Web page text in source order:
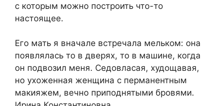
с которым можно построить что-то
настоящее.
Его мать я вначале встречала мельком: она
появлялась то в дверях, то в машине, когда
он подвозил меня. Седовласая, худощавая,
но ухоженная женщина с перманентным
макияжем, вечно приподнятыми бровями.